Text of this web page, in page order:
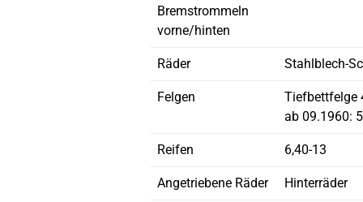
Bremstrommeln
vorne/hinten
Räder Stahlblech-
Felgen
Tiefbettfelge
ab 09.1960:
Reifen 6,40-13
Angetriebene Räder Hinterräder